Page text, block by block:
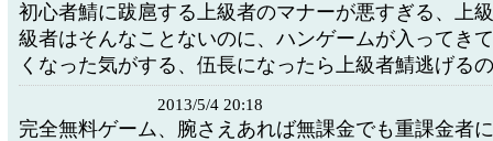
初心者鯖に跋扈する上級者のマナーが悪すぎる、上
級者はそんなことないのに、ハンゲームが入ってき
くなった気がする、伍長になったら上級者鯖逃げる
2013/5/4 20:18
完全無料ゲーム、腕さえあれば無課金でも重課金者